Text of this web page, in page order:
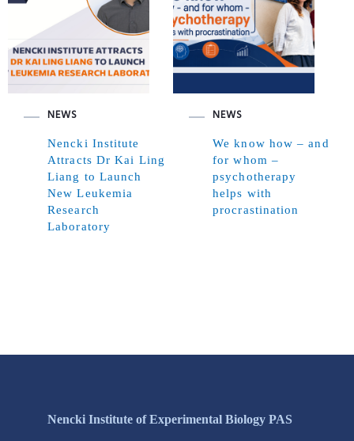
NEWS
Nencki Institute
Attracts Dr Kai Ling
Liang to Launch
New Leukemia
Research
Laboratory
NEWS
We know how – and
for whom –
psychotherapy
helps with
procrastination
Nencki Institute of Experimental Biology PAS